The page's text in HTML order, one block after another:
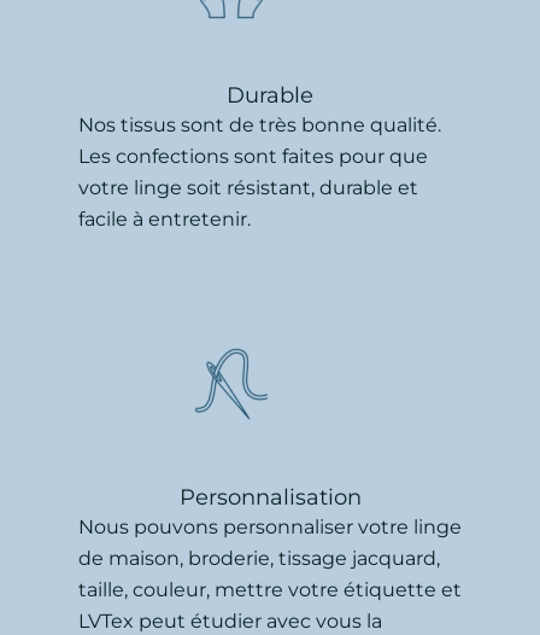
Durable
Nos tissus sont de très bonne qualité.
Les confections sont faites pour que
votre linge soit résistant, durable et
facile à entretenir.
Personnalisation
Nous pouvons personnaliser votre linge
de maison, broderie, tissage jacquard,
taille, couleur, mettre votre étiquette et
LVTex peut étudier avec vous la